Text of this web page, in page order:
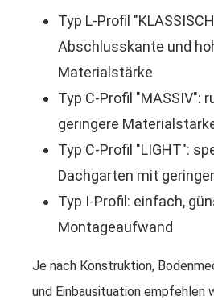
Typ L-Profil
Abschlusskante und
Materialstärke
Typ C-Profil "MASSIV":
geringere
Typ C-Profil "LIGHT":
Dachgarten mit
Typ I-Profil: einfach,
Montageaufwand
Je nach Konstruktion,
und Einbausituation empfehlen